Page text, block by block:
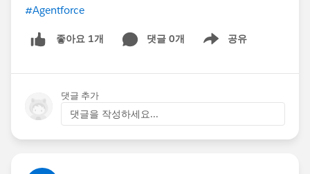
#Agentforce
좋아요 1개 댓글 0개 공유
Show menu
댓글 추가
댓글을 작성하세요...